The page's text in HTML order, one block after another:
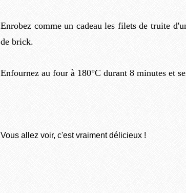
Enrobez comme un cadeau les filets de truite
de brick.
Enfournez au four à 180°C durant 8 minutes et
Vous allez voir, c'est vraiment délicieux !